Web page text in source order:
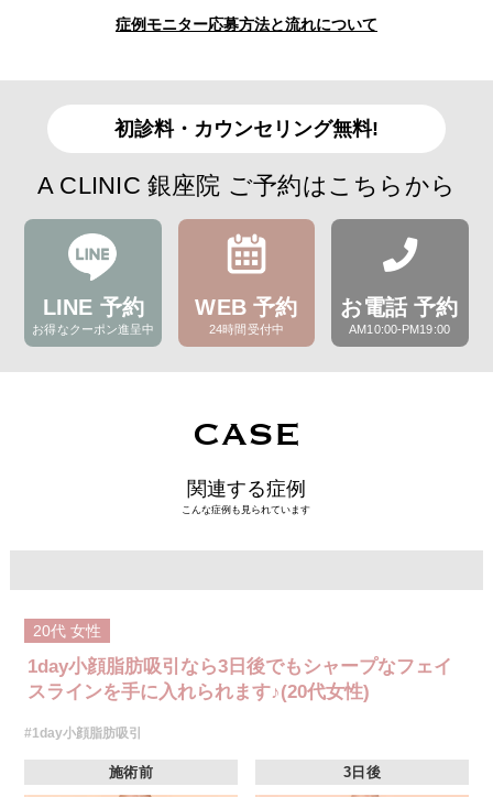
症例モニター応募方法と流れについて
初診料・カウンセリング無料!
A CLINIC 銀座院 ご予約はこちらから
LINE 予約
お得なクーポン進呈中
WEB 予約
24時間受付中
お電話 予約
AM10:00-PM19:00
CASE
関連する症例
こんな症例も見られています
20代 女性
1day小顔脂肪吸引なら3日後でもシャープなフェイ
スラインを手に入れられます♪(20代女性)
#1day小顔脂肪吸引
施術前 3日後